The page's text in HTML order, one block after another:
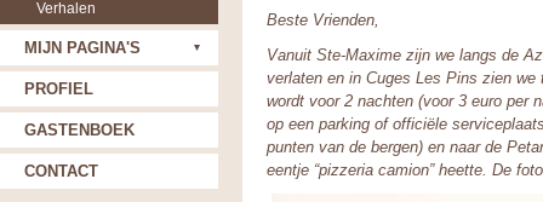
Beste Vrienden,
Vanuit Ste-Maxime zijn we langs de
verlaten en in Cuges Les Pins zien
wordt voor 2 nachten (voor 3 euro per
op een parking of officiële
punten van de bergen) en naar de
eentje “pizzeria camion” heette. De
Verhalen
MIJN PAGINA'S
PROFIEL
GASTENBOEK
CONTACT